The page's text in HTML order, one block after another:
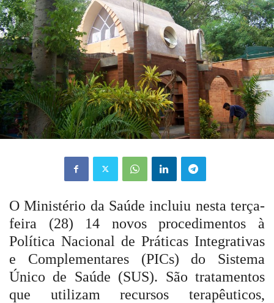
O Ministério da Saúde incluiu nesta terça-
feira (28) 14 novos procedimentos à
Política Nacional de Práticas Integrativas
e Complementares (PICs) do Sistema
Único de Saúde (SUS). São tratamentos
que utilizam recursos terapêuticos,